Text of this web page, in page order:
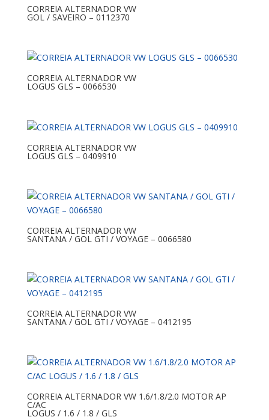
CORREIA ALTERNADOR VW
GOL / SAVEIRO – 0112370
CORREIA ALTERNADOR VW
LOGUS GLS – 0066530
CORREIA ALTERNADOR VW
LOGUS GLS – 0409910
CORREIA ALTERNADOR VW
SANTANA / GOL GTI / VOYAGE – 0066580
CORREIA ALTERNADOR VW
SANTANA / GOL GTI / VOYAGE – 0412195
CORREIA ALTERNADOR VW 1.6/1.8/2.0 MOTOR AP
C/AC
LOGUS / 1.6 / 1.8 / GLS